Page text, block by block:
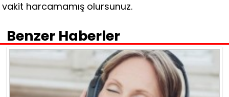
vakit harcamamış olursunuz.
Benzer Haberler